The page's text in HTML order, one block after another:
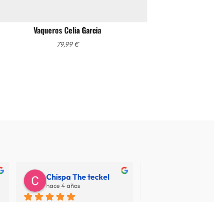
Vaqueros Celia Garcia
79,99€
Chispa The teckel
hace 4 años